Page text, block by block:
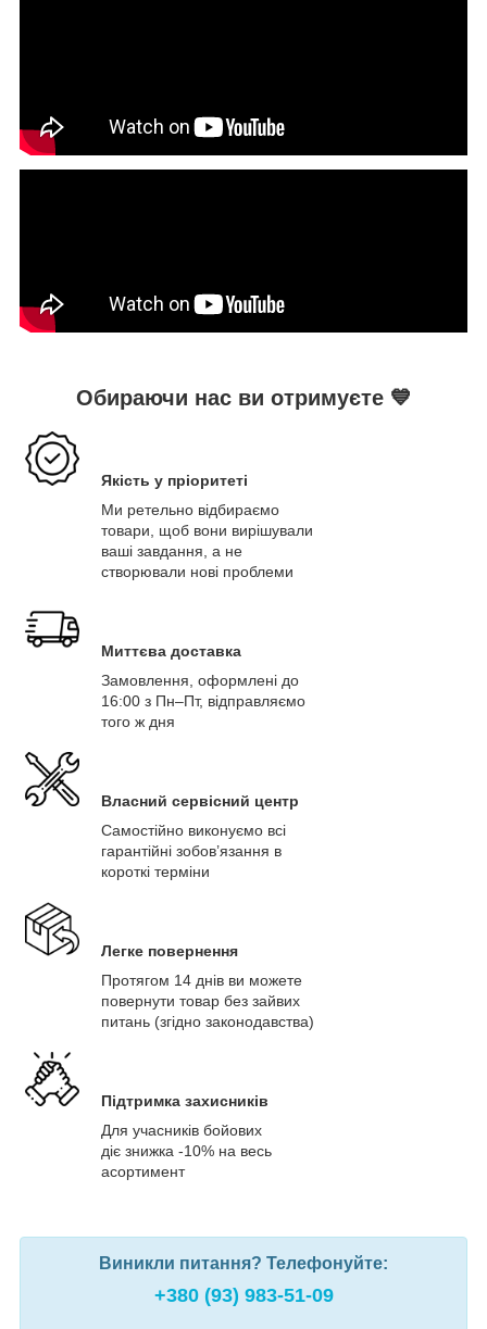
Обираючи нас ви отримуєте 💙
Якість у пріоритеті
Ми ретельно відбираємо
товари, щоб вони вирішували
ваші завдання, а не
створювали нові проблеми
Миттєва доставка
Замовлення, оформлені до
16:00 з Пн–Пт, відправляємо
того ж дня
Власний сервісний центр
Самостійно виконуємо всі
гарантійні зобов’язання в
короткі терміни
Легке повернення
Протягом 14 днів ви можете
повернути товар без зайвих
питань (згідно законодавства)
Підтримка захисників
Для учасників бойових
діє знижка -10% на весь
асортимент
Виникли питання? Телефонуйте:
+380 (93) 983-51-09